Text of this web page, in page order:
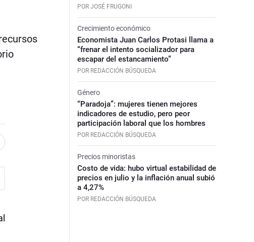
POR JOSÉ FRUGONI
Crecimiento económico
Economista Juan Carlos Protasi llama a
“frenar el intento socializador para
escapar del estancamiento”
POR REDACCIÓN BÚSQUEDA
Género
“Paradoja”: mujeres tienen mejores
indicadores de estudio, pero peor
participación laboral que los hombres
POR REDACCIÓN BÚSQUEDA
Precios minoristas
Costo de vida: hubo virtual estabilidad de
precios en julio y la inflación anual subió
a 4,27%
POR REDACCIÓN BÚSQUEDA